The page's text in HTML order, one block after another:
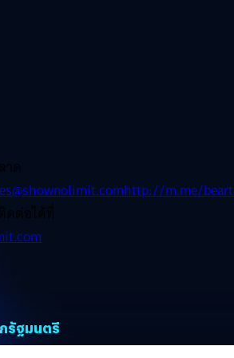
าด
http://m.me/
ดต่อได้ที่
รัฐมนตรี